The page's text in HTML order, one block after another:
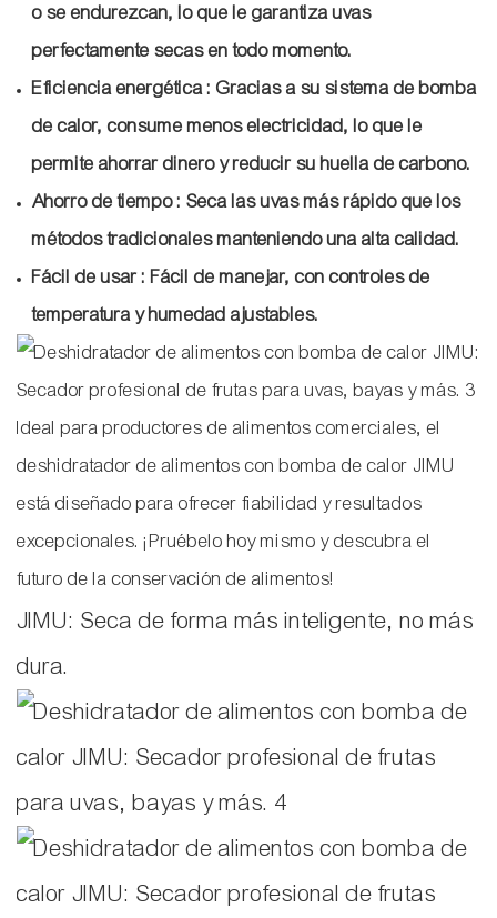
o se endurezcan, lo que le garantiza uvas
perfectamente secas en todo momento.
Eficiencia energética: Gracias a su sistema de bomba
de calor, consume menos electricidad, lo que le
permite ahorrar dinero y reducir su huella de carbono.
Ahorro de tiempo: Seca las uvas más rápido que los
métodos tradicionales manteniendo una alta calidad.
Fácil de usar: Fácil de manejar, con controles de
temperatura y humedad ajustables.
Ideal para productores de alimentos comerciales, el
deshidratador de alimentos con bomba de calor JIMU
está diseñado para ofrecer fiabilidad y resultados
excepcionales. ¡Pruébelo hoy mismo y descubra el
futuro de la conservación de alimentos!
JIMU: Seca de forma más inteligente, no más
dura.